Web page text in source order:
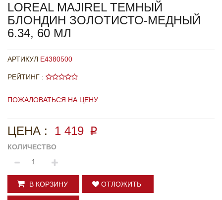
LOREAL MAJIREL ТЕМНЫЙ
БЛОНДИН ЗОЛОТИСТО-МЕДНЫЙ
6.34, 60 МЛ
АРТИКУЛ E4380500
РЕЙТИНГ :
ПОЖАЛОВАТЬСЯ НА ЦЕНУ
ЦЕНА : 1 419 p
КОЛИЧЕСТВО
В КОРЗИНУ ОТЛОЖИТЬ